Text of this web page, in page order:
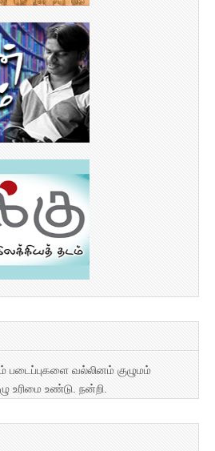
படைப்புகளை வல்லினம் குழுமம்
உரிமை உண்டு. நன்றி.